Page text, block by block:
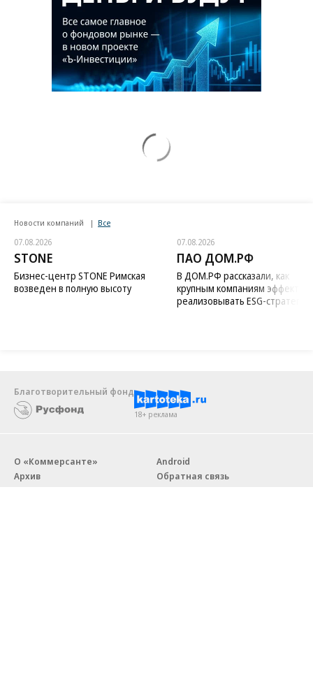
Новости компаний Все
07.08.2026
STONE
Бизнес-центр STONE Римская
возведен в полную высоту
07.08.2026
ПАО ДОМ.РФ
В ДОМ.РФ рассказали, как
крупным компаниям
реализовывать ESG-стратегию
Благотворительный фонд
18+ реклама
О «Коммерсанте»
Архив
Android
Обратная связь